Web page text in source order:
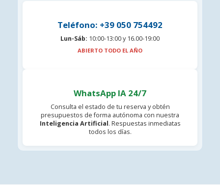
Teléfono: +39 050 754492
Lun-Sáb: 10:00-13:00 y 16.00-19:00
ABIERTO TODO EL AÑO
WhatsApp IA 24/7
Consulta el estado de tu reserva y obtén
presupuestos de forma autónoma con nuestra
Inteligencia Artificial. Respuestas inmediatas
todos los días.